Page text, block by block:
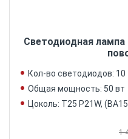
Светодиодная лампа
Кол-во светодиодов: 10
Общая мощность: 50 вт
Цоколь: Т25 P21W,
1